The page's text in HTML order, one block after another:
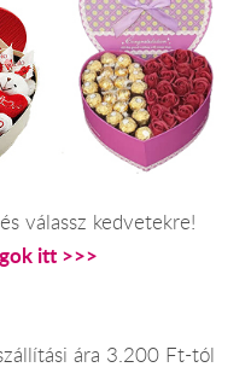
válassz kedvetekre!
itt >>>
ára 3.200 Ft-tól